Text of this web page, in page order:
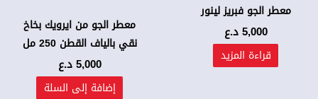
معطر الجو فبريز لينور
5,000د.ع
قراءة المزيد
معطر الجو من ايرويك بخاخ
نقي بالياف القطن 250 مل
5,000د.ع
إضافة إلى السلة